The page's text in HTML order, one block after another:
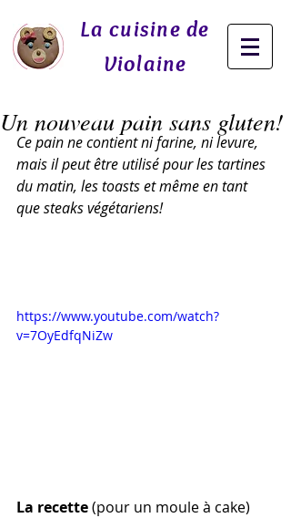
La cuisine de
Violaine
Un nouveau pain sans gluten!
Ce pain ne contient ni farine, ni levure,
mais il peut être utilisé pour les tartines
du matin, les toasts et même en tant
que steaks végétariens!
https://www.youtube.com/watch?
v=7OyEdfqNiZw
La recette (pour un moule à cake)